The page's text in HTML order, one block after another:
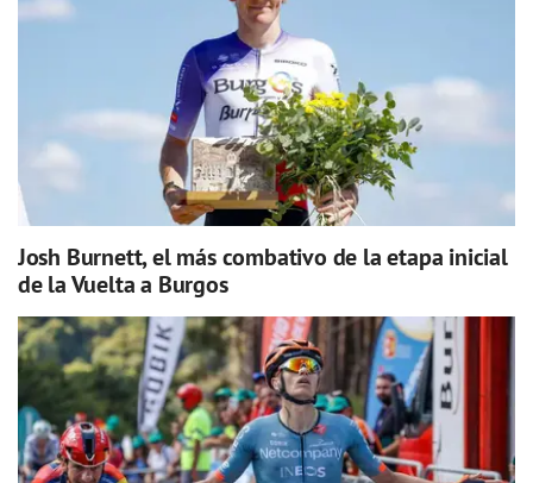
Josh Burnett, el más combativo de la etapa inicial
de la Vuelta a Burgos